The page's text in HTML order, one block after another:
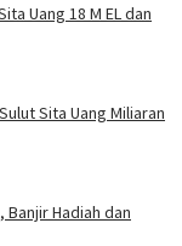
Uang 18 M EL dan
Sita Uang Miliaran
Banjir Hadiah dan